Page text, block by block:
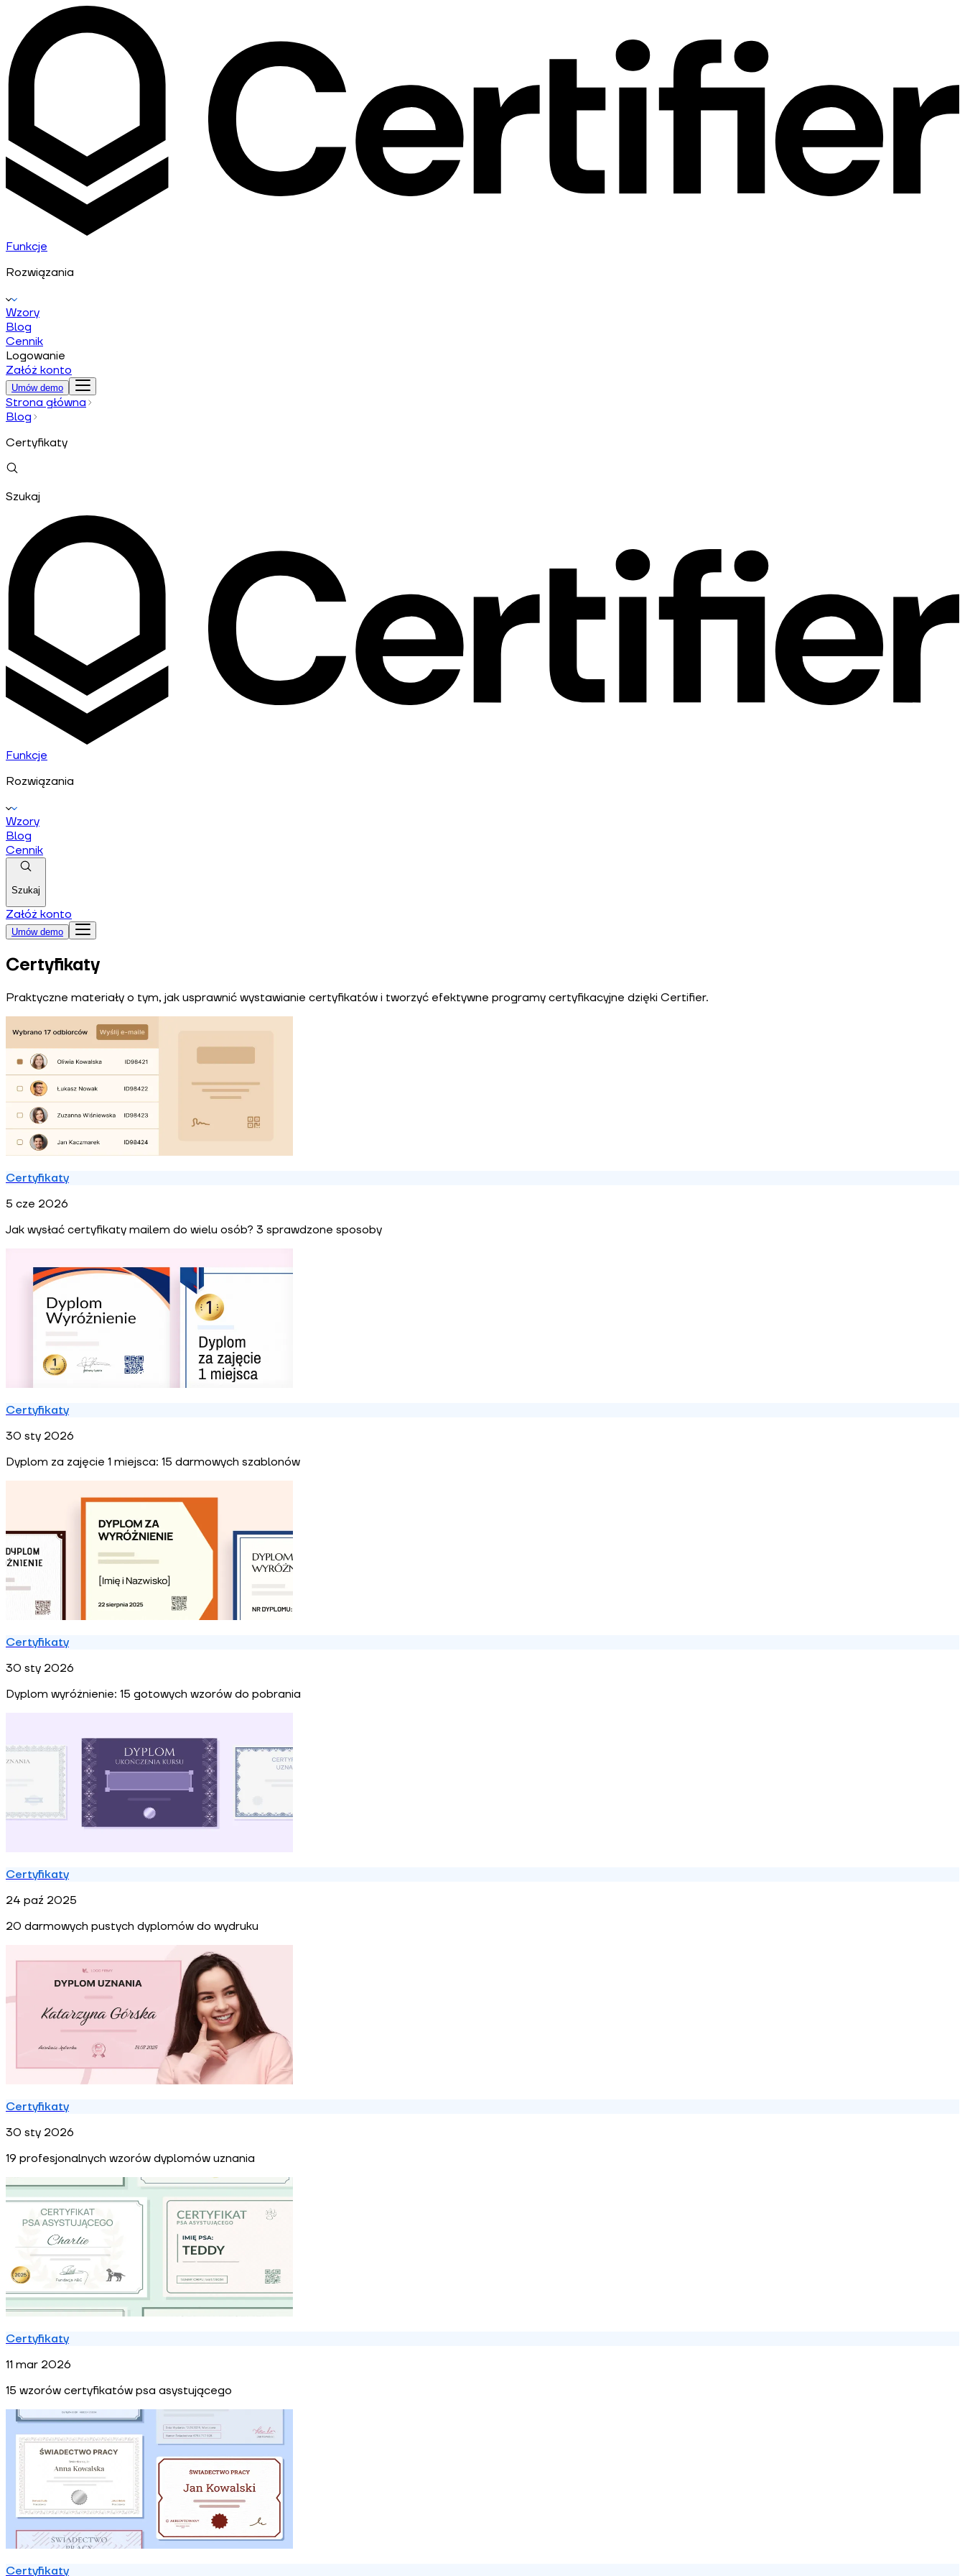
Funkcje
Rozwiązania
Wzory
Blog
Cennik
Logowanie
Załóż konto
Umów demo
Strona główna
Blog
Certyfikaty
Szukaj
Funkcje
Rozwiązania
Wzory
Blog
Cennik
Szukaj
Załóż konto
Umów demo
Certyfikaty
Praktyczne materiały o tym, jak usprawnić wystawianie certyfikatów i tworzyć efektywne programy certyfikacyjne dzięki Certifier.
Certyfikaty
5 cze 2026
Jak wysłać certyfikaty mailem do wielu osób? 3 sprawdzone sposoby
Certyfikaty
30 sty 2026
Dyplom za zajęcie 1 miejsca: 15 darmowych szablonów
Certyfikaty
30 sty 2026
Dyplom wyróżnienie: 15 gotowych wzorów do pobrania
Certyfikaty
24 paź 2025
20 darmowych pustych dyplomów do wydruku
Certyfikaty
30 sty 2026
19 profesjonalnych wzorów dyplomów uznania
Certyfikaty
11 mar 2026
15 wzorów certyfikatów psa asystującego
Certyfikaty